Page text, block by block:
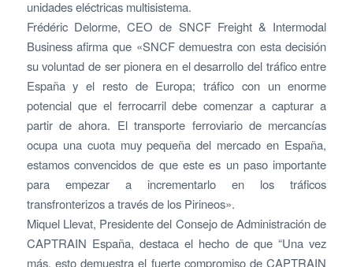
unidades eléctricas multisistema.
Frédéric Delorme, CEO de SNCF Freight & Intermodal
Business afirma que «SNCF demuestra con esta decisión
su voluntad de ser pionera en el desarrollo del tráfico entre
España y el resto de Europa; tráfico con un enorme
potencial que el ferrocarril debe comenzar a capturar a
partir de ahora. El transporte ferroviario de mercancías
ocupa una cuota muy pequeña del mercado en España,
estamos convencidos de que este es un paso importante
para empezar a incrementarlo en los tráficos
transfronterizos a través de los Pirineos».
Miquel Llevat, Presidente del Consejo de Administración de
CAPTRAIN España, destaca el hecho de que “Una vez
más, esto demuestra el fuerte compromiso de CAPTRAIN